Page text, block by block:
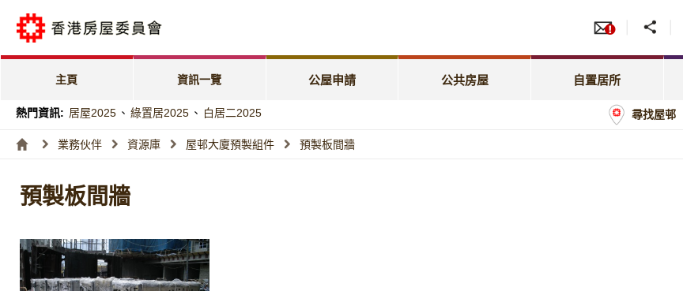
主頁 資訊一覽 公屋申請
「天倫樂」優先配屋計劃
公共房屋
租金相關事宜 自置居所
綠表置居計劃
居屋第二市場
熱門資訊: 居屋2025 、 綠置居2025 、 白居二2025 尋找屋邨
業務伙伴 資源庫 屋邨大廈預製組件 預製板間牆
預製板間牆